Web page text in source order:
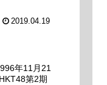
2019.04.19
年11月21
第2期